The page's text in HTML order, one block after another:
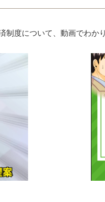
制度について、動画でわか